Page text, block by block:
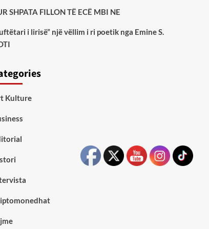
SHPATA FILLON TË ECË MBI NE
i lirisë” një vëllim i ri poetik nga Emine S.
Kulture